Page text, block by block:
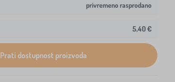
privremeno rasprodano
5,40 €
Prati dostupnost proizvoda